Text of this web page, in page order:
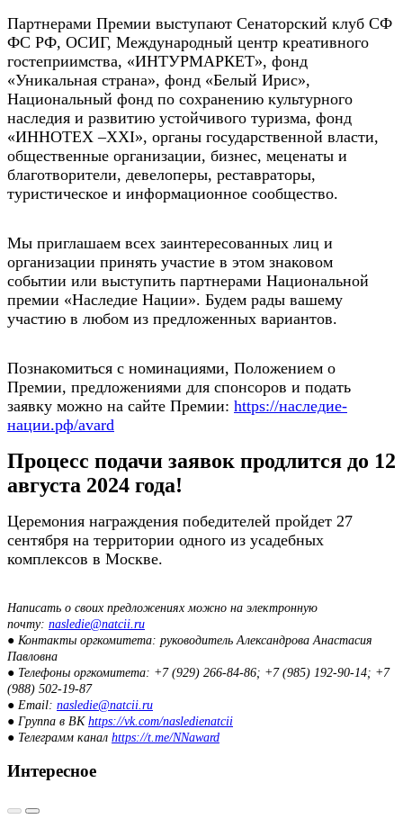
Партнерами Премии выступают Сенаторский клуб СФ
ФС РФ, ОСИГ, Международный центр креативного
гостеприимства, «ИНТУРМАРКЕТ», фонд
«Уникальная страна», фонд «Белый Ирис»,
Национальный фонд по сохранению культурного
наследия и развитию устойчивого туризма, фонд
«ИННОТЕX –XXI», органы государственной власти,
общественные организации, бизнес, меценаты и
благотворители, девелоперы, реставраторы,
туристическое и информационное сообщество.
Мы приглашаем всех заинтересованных лиц и
организации принять участие в этом знаковом
событии или выступить партнерами Национальной
премии «Наследие Нации». Будем рады вашему
участию в любом из предложенных вариантов.
Познакомиться с номинациями, Положением о
Премии, предложениями для спонсоров и подать
заявку можно на сайте Премии: https://наследие-
нации.рф/avard
Процесс подачи заявок продлится до 12
августа 2024 года!
Церемония награждения победителей пройдет 27
сентября на территории одного из усадебных
комплексов в Москве.
Написать о своих предложениях можно на электронную
почту: nasledie@natcii.ru
● Контакты оргкомитета: руководитель Александрова Анастасия
Павловна
● Телефоны оргкомитета: +7 (929) 266-84-86; +7 (985) 192-90-14; +7
(988) 502-19-87
● Email: nasledie@natcii.ru
● Группа в ВК https://vk.com/nasledienatcii
● Телеграмм канал https://t.me/NNaward
Интересное